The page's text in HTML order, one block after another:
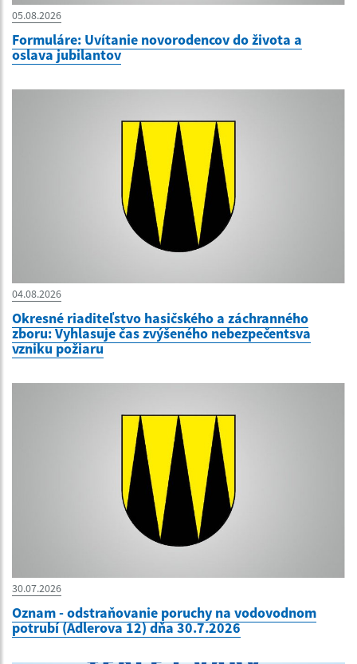
05.08.2026
Formuláre: Uvítanie novorodencov do života a
oslava jubilantov
04.08.2026
Okresné riaditeľstvo hasičského a záchranného
zboru: Vyhlasuje čas zvýšeného nebezpečentsva
vzniku požiaru
30.07.2026
Oznam - odstraňovanie poruchy na vodovodnom
potrubí (Adlerova 12) dňa 30.7.2026